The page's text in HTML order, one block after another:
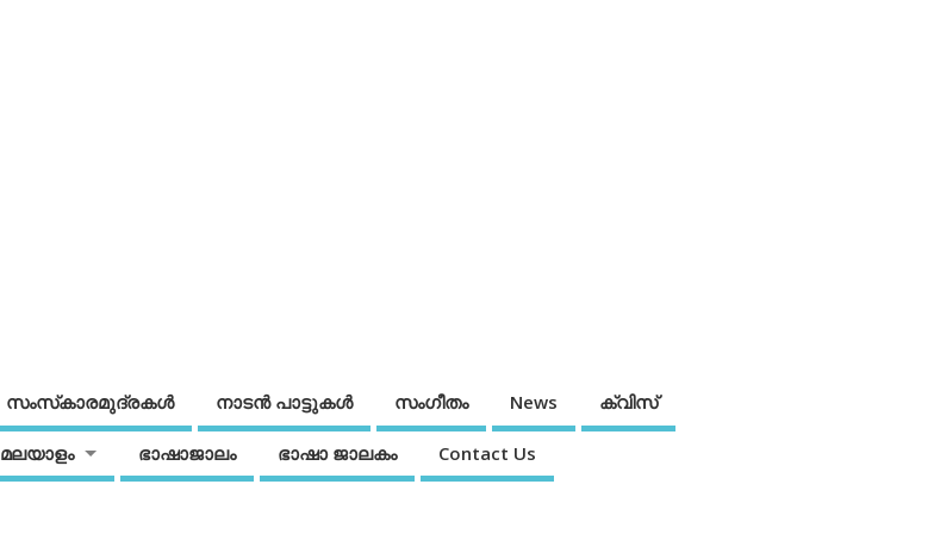
സംസ്‌കാരമുദ്രകള്‍ നാടന്‍ പാട്ടുകള്‍ സംഗീതം News ക്വിസ്
മലയാളം ഭാഷാജാലം ഭാഷാ ജാലകം Contact Us